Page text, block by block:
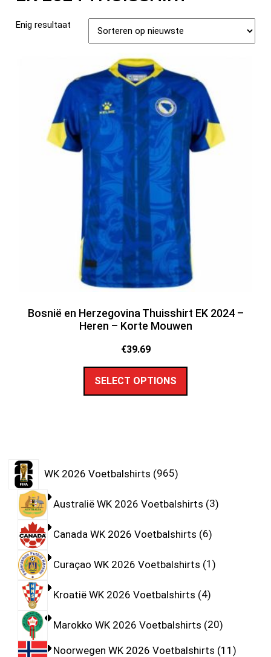
Enig resultaat
Bosnië en Herzegovina Thuisshirt EK 2024 –
Heren – Korte Mouwen
€39.69
SELECT OPTIONS
WK 2026 Voetbalshirts 965
Australië WK 2026 Voetbalshirts 3
Canada WK 2026 Voetbalshirts 6
Curaçao WK 2026 Voetbalshirts 1
Kroatië WK 2026 Voetbalshirts 4
Marokko WK 2026 Voetbalshirts 20
Noorwegen WK 2026 Voetbalshirts 11